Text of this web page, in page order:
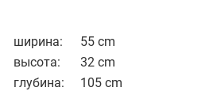
ширина:
55 cm
высота:
32 cm
глубина:
105 cm